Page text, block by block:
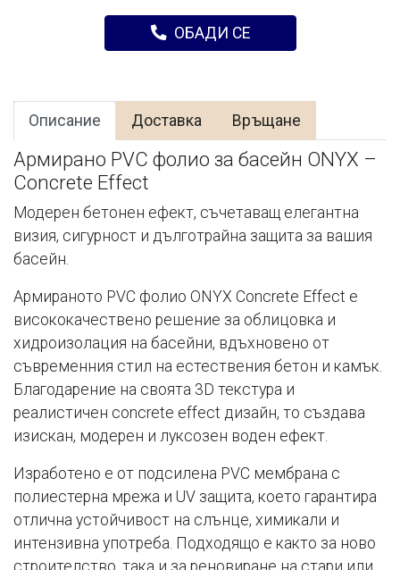
ОБАДИ СЕ
Описание Доставка Връщане
Армирано PVC фолио за басейн ONYX –
Concrete Effect
Модерен бетонен ефект, съчетаващ елегантна
визия, сигурност и дълготрайна защита за вашия
басейн.
Армираното PVC фолио ONYX Concrete Effect е
висококачествено решение за облицовка и
хидроизолация на басейни, вдъхновено от
съвременния стил на естествения бетон и камък.
Благодарение на своята 3D текстура и
реалистичен concrete effect дизайн, то създава
изискан, модерен и луксозен воден ефект.
Изработено е от подсилена PVC мембрана с
полиестерна мрежа и UV защита, което гарантира
отлична устойчивост на слънце, химикали и
интензивна употреба. Подходящо е както за ново